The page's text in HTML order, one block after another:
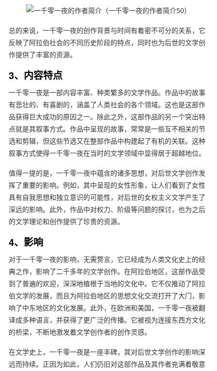
总的来说，一千零一夜的创作背景与时间有着密不可分的关系，它
反映了阿拉伯社会的不同历史阶段的特点，同时也为后世的文学创
作提供了丰富的资源。
3、内容特点
一千零一夜是一部内容丰富、种类繁多的文学作品。作品中的故事
有悲壮的、有喜剧的，涵盖了人类社会的各个领域。这也是这部作
品获得巨大成功的原因之一。除此之外，这部作品的另一个突出特
点就是其叙事方式。作品中呈现的故事，常常是一些互不相关的节
选和剪辑，但这些节选又在整部作品中构建起了有机的关联。这种
叙事方式使得一千零一夜在当时的文学领域中显得居于超越地位。
值得一提的是，一千零一夜中蕴含的诸多思想，对后世文学创作发
挥了重要的影响。例如，其中呈现的女性形象，让人们看到了女性
具有自我思想和独立意识的可能性，对后世的女权主义文学产生了
深远的影响。此外，作品中对权力、阶级等问题的探讨，也为之后
的文学理论和创作提供了珍贵的资源。
4、影响
对于一千零一夜的影响，无需赘言，它已经成为人类文化史上的经
典之作，影响了二千多年的文学创作。在阿拉伯地区，这部作品受
到了普遍的欢迎，深深地植根于当地的文化中。它不仅推动了阿拉
伯文学的发展，而且为阿拉伯地区的思想文化交流打开了大门，影
响了中东地区的文化发展。此外，在欧洲和美国，一千零一夜被翻
译成多种语言，并获得了更广泛的传播。它被视为连接东西方文化
的桥梁，不断地激发着文学创作者的创作灵感。
在文学史上，一千零一夜是一座丰碑，其对后世文学创作的影响深
远而持续。正因为如此，人们仍旧对这部作品及其作者充满着敬意